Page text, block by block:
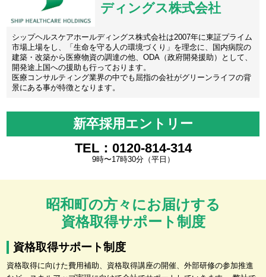
ディングス株式会社
シップヘルスケアホールディングス株式会社は2007年に東証プライム
市場上場をし、「生命を守る人の環境づくり」を理念に、国内病院の
建築・改築から医療物資の調達の他、ODA（政府開発援助）として、
開発途上国への援助も行っております。
医療コンサルティング業界の中でも屈指の会社がグリーンライフの背
景にある事が特徴となります。
新卒採用エントリー
TEL：0120-814-314
9時〜17時30分（平日）
昭和町の方々にお届けする
資格取得サポート制度
資格取得サポート制度
資格取得に向けた費用補助、資格取得講座の開催、外部研修の参加推進